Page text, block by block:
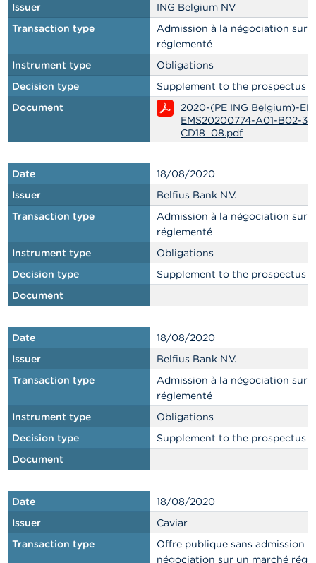
Issuer
ING Belgium NV
Transaction type
Admission à la négociation sur
réglementé
Instrument type
Obligations
Decision type
Supplement to the prospectus
Document
2020-(PE ING Belgium)-
EMS20200774-A01-B02-
CD18_08.pdf
Date
18/08/2020
Issuer
Belfius Bank N.V.
Transaction type
Admission à la négociation sur
réglementé
Instrument type
Obligations
Decision type
Supplement to the prospectus
Document
Date
18/08/2020
Issuer
Belfius Bank N.V.
Transaction type
Admission à la négociation sur
réglementé
Instrument type
Obligations
Decision type
Supplement to the prospectus
Document
Date
18/08/2020
Issuer
Caviar
Transaction type
Offre publique sans admission à
négociation sur un marché